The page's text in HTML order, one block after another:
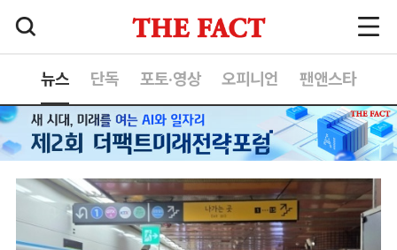
뉴스 단독 포토·영상 오피니언 팬앤스타